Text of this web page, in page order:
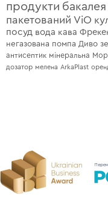
продукти бакалея
пакетований ViO
посуд вода кава
негазована помпа Диво
антисептик мінеральна
дозатор мелена ArkaPlast